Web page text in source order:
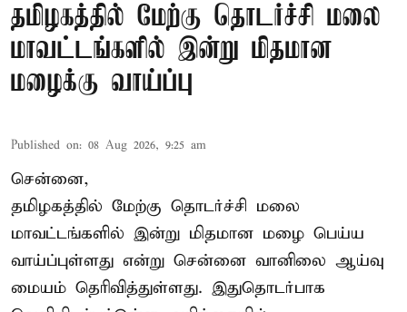
தமிழகத்தில் மேற்கு தொடர்ச்சி மலை
மாவட்டங்களில் இன்று மிதமான
மழைக்கு வாய்ப்பு
Published on: 08 Aug 2026, 9:25 am
சென்னை,
தமிழகத்தில் மேற்கு தொடர்ச்சி மலை
மாவட்டங்களில் இன்று மிதமான மழை பெய்ய
வாய்ப்புள்ளது என்று சென்னை வானிலை ஆய்வு
மையம் தெரிவித்துள்ளது. இதுதொடர்பாக